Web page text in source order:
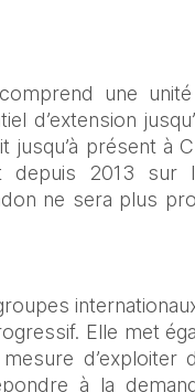
une
d’extension
depuis 2013 sur
ne sera plus
Elle met
d’exploiter
à la